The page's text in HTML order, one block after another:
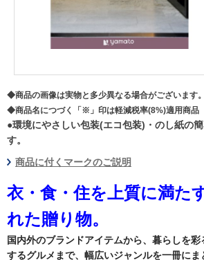
◆商品の画像は実物と多少異なる場合がございます。
◆商品名につづく「※」印は軽減税率(8%)適用商品
●環境にやさしい包装(エコ包装)・のし紙の
す。
商品に付くマークのご説明
衣・食・住を上質に満た
れた贈り物。
国内外のブランドアイテムから、暮らしを
するグルメまで、幅広いジャンルを一冊に